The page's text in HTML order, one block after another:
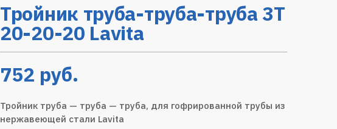
Тройник труба-труба-труба 3T
20-20-20 Lavita
752 руб.
Тройник труба — труба — труба, для гофрированной трубы из
нержавеющей стали Lavita